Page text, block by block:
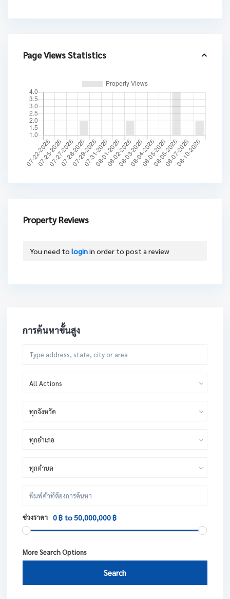
Page Views Statistics
Property Reviews
You need to loginin order to post a review
การค้นหาขั้นสูง
All Actions
ทุกจังหวัด
ทุกอำเภอ
ทุกตำบล
ช่วงราคา 0 ฿ to 50,000,000 ฿
More Search Options
Search